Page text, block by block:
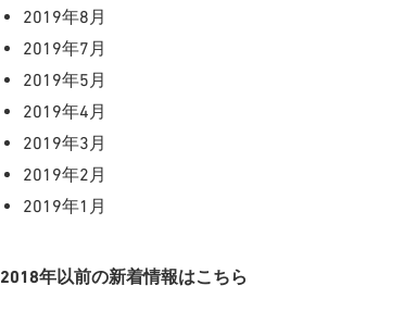
2019年8月
2019年7月
2019年5月
2019年4月
2019年3月
2019年2月
2019年1月
2018年以前の新着情報はこちら